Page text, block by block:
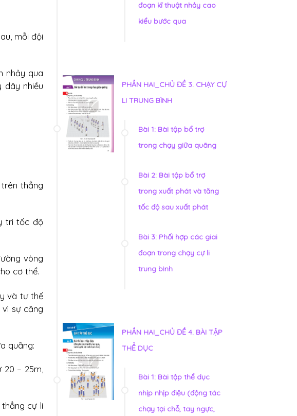
mỗi đội
nhảy qua
dây nhiều
thẳng
trì tốc độ
vòng
cơ thể.
và tư thế
sự căng
quãng:
– 25m,
cự li
đoạn kĩ thuật nhảy cao
kiểu bước qua
PHẦN HAI_CHỦ ĐỀ 3. CHẠY CỰ
LI TRUNG BÌNH
Bài 1: Bài tập bổ trợ
trong chạy giữa quãng
Bài 2: Bài tập bổ trợ
trong xuất phát và tăng
tốc độ sau xuất phát
Bài 3: Phối hợp các giai
đoạn trong chạy cự li
trung bình
PHẦN HAI_CHỦ ĐỀ 4. BÀI TẬP
THỂ DỤC
Bài 1: Bài tập thể dục
nhịp nhịp điệu (động tác
chạy tại chỗ, tay ngực,